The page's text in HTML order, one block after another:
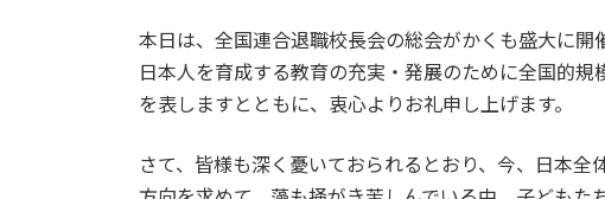
本日は、全国連合退職校長会の総会がかくも盛大に
日本人を育成する教育の充実・発展のために全国的
を表しますとともに、衷心よりお礼申し上げます。
さて、皆様も深く憂いておられるとおり、今、日本